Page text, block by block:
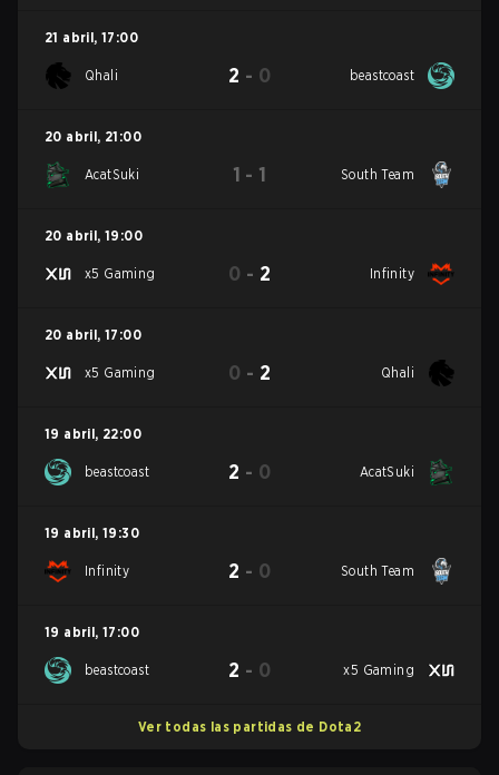
21 abril, 17:00
Qhali 2 - 0 beastcoast
20 abril, 21:00
AcatSuki 1 - 1 South Team
20 abril, 19:00
x5 Gaming 0 - 2 Infinity
20 abril, 17:00
x5 Gaming 0 - 2 Qhali
19 abril, 22:00
beastcoast 2 - 0 AcatSuki
19 abril, 19:30
Infinity 2 - 0 South Team
19 abril, 17:00
beastcoast 2 - 0 x5 Gaming
Ver todas las partidas de Dota2